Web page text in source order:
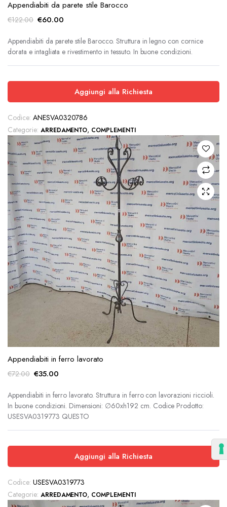
Appendiabiti da parete stile Barocco
€122.00 Il
originale
era:
€122.00.
€60.00Il
attuale
è:
€60.00.
Appendiabiti da parete stile Barocco. Struttura in legno con cornice
dorata e intagliata e rivestimento in tessuto. In buone condizioni.
Aggiungi alla Richiesta
Codice: ANESVA0320786
Categorie: ARREDAMENTO, COMPLEMENTI
Appendiabiti in ferro lavorato
€72.00 Il
originale
era:
€72.00.
€35.00Il
attuale
è:
€35.00.
Appendiabiti in ferro lavorato. Struttura in ferro con lavorazioni riccioli.
In buone condizioni. Dimensioni: ∅60xh192 cm. Codice Prodotto:
USESVA0319773 QUESTO
Aggiungi alla Richiesta
Codice: USESVA0319773
Categorie: ARREDAMENTO, COMPLEMENTI